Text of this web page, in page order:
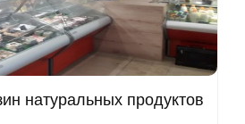
натуральных продуктов